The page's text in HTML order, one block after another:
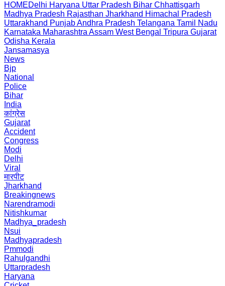
HOMEDelhi Haryana Uttar Pradesh Bihar Chhattisgarh
Madhya Pradesh Rajasthan Jharkhand Himachal Pradesh
Uttarakhand PunjabAndhra Pradesh Telangana Tamil Nadu
Karnataka Maharashtra Assam West Bengal Tripura Gujarat
Odisha Kerala
Jansamasya
News
Bjp
National
Police
Bihar
India
कांग्रेस
Gujarat
Accident
Congress
Modi
Delhi
Viral
मारपीट
Jharkhand
Breakingnews
Narendramodi
Nitishkumar
Madhya_pradesh
Nsui
Madhyapradesh
Pmmodi
Rahulgandhi
Uttarpradesh
Haryana